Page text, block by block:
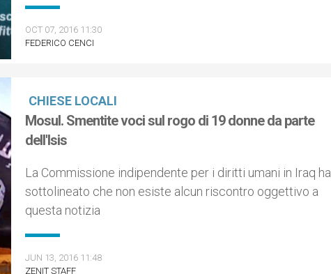
OCT 07, 2016 11:30
FEDERICO CENCI
CHIESE LOCALI
Mosul. Smentite voci sul rogo di 19 donne da parte
dell'Isis
La Commissione indipendente per i diritti umani in Iraq ha
sottolineato che non esiste alcun riscontro oggettivo a
questa notizia
JUN 13, 2016 11:48
ZENIT STAFF